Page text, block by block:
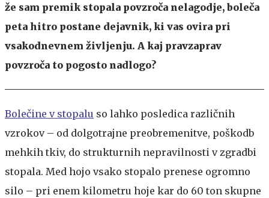
že sam premik stopala povzroča nelagodje, boleča
peta hitro postane dejavnik, ki vas ovira pri
vsakodnevnem življenju. A kaj pravzaprav
povzroča to pogosto nadlogo?
Bolečine v stopalu so lahko posledica različnih
vzrokov – od dolgotrajne preobremenitve, poškodb
mehkih tkiv, do strukturnih nepravilnosti v zgradbi
stopala. Med hojo vsako stopalo prenese ogromno
silo – pri enem kilometru hoje kar do 60 ton skupne